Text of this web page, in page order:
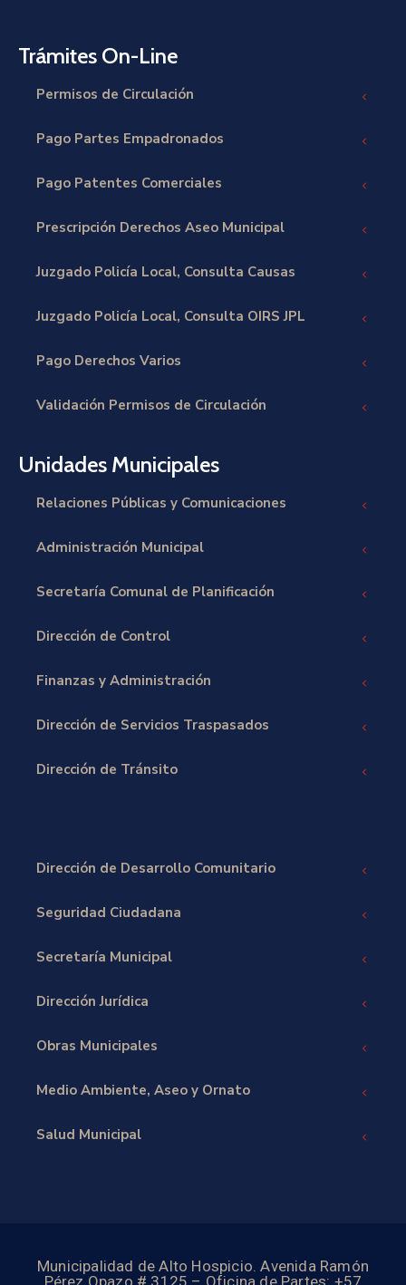
Trámites On-Line
Permisos de Circulación
Pago Partes Empadronados
Pago Patentes Comerciales
Prescripción Derechos Aseo Municipal
Juzgado Policía Local, Consulta Causas
Juzgado Policía Local, Consulta OIRS JPL
Pago Derechos Varios
Validación Permisos de Circulación
Unidades Municipales
Relaciones Públicas y Comunicaciones
Administración Municipal
Secretaría Comunal de Planificación
Dirección de Control
Finanzas y Administración
Dirección de Servicios Traspasados
Dirección de Tránsito
Dirección de Desarrollo Comunitario
Seguridad Ciudadana
Secretaría Municipal
Dirección Jurídica
Obras Municipales
Medio Ambiente, Aseo y Ornato
Salud Municipal
Municipalidad de Alto Hospicio. Avenida Ramón